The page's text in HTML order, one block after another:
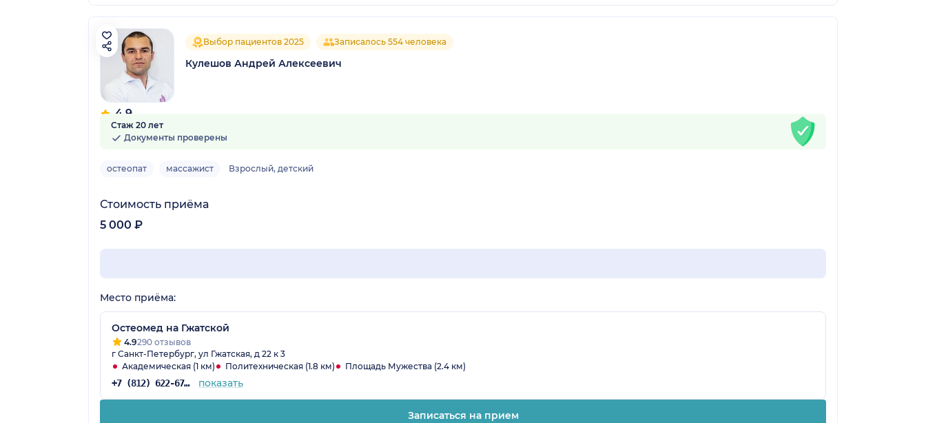
4.9
91 отзыв
Выбор пациентов 2025 Записалось 554 человека
Кулешов Андрей Алексеевич
Стаж 20 лет
Документы проверены
остеопат массажист Взрослый, детский
Стоимость приёма
5 000 ₽
Место приёма:
Остеомед на Гжатской
4.9290 отзывов
г Санкт-Петербург, ул Гжатская, д 22 к 3
Академическая (1 км)
Политехническая (1.8 км) Площадь Мужества (2.4 км)
+7 (812) 622-67-84 показать
Записаться на прием